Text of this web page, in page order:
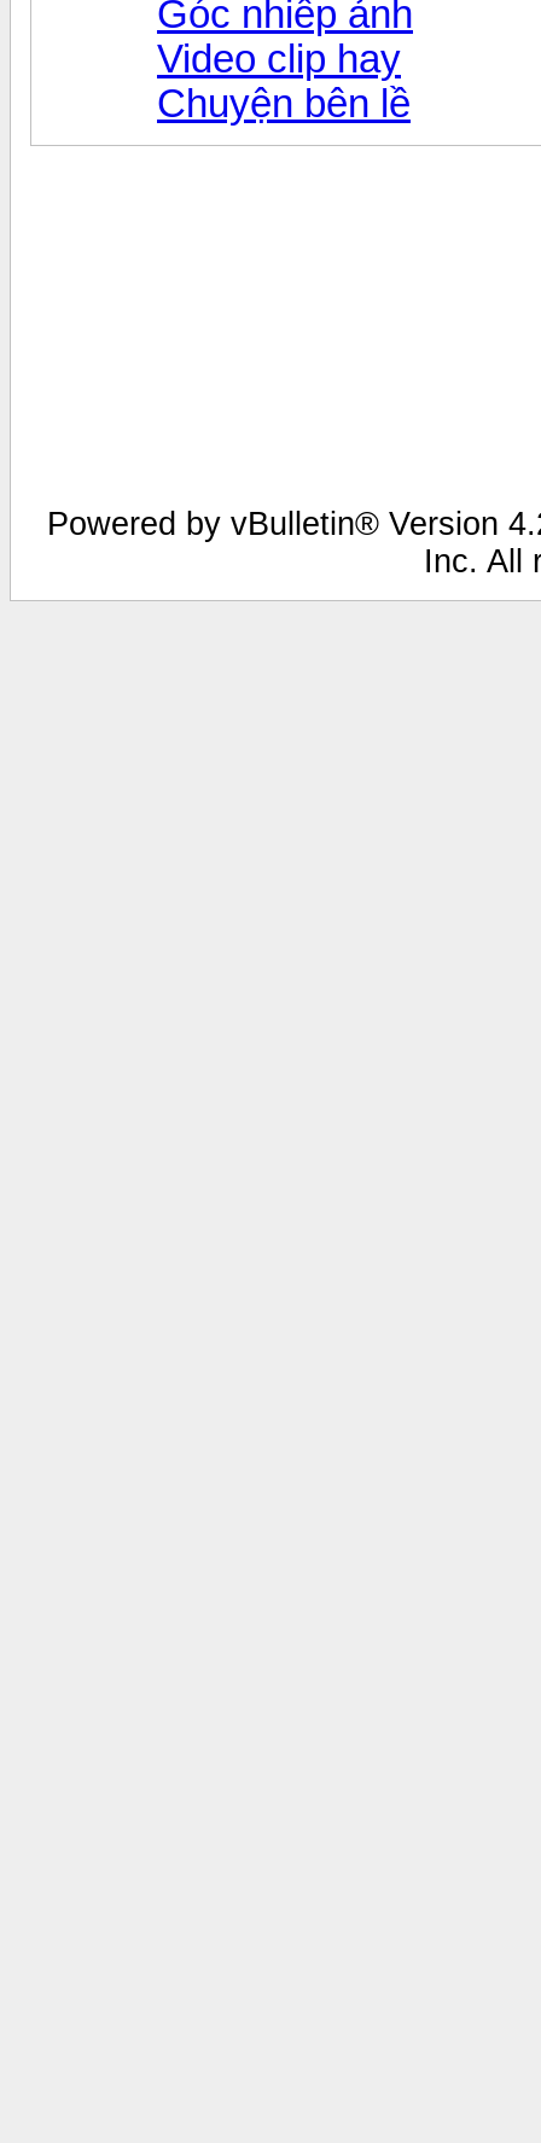
Góc nhiếp ảnh
Video clip hay
Chuyện bên lề
Powered by vBulletin® Version
Inc. All